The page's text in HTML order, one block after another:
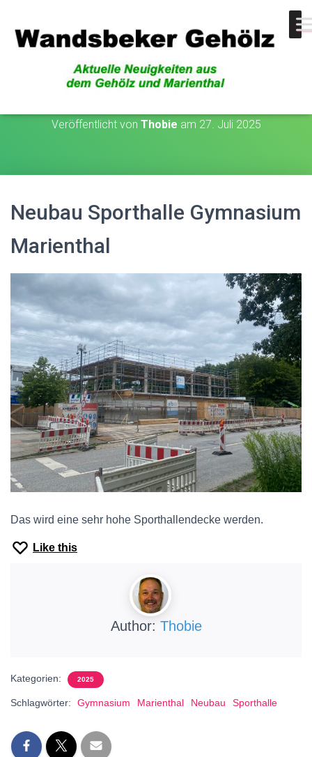
Veröffentlicht von Thobie am 27. Juli 2025
Neubau Sporthalle Gymnasium
Marienthal
Das wird eine sehr hohe Sporthallendecke werden.
Like this
Author: Thobie
Kategorien: 2025
Schlagwörter: Gymnasium Marienthal Neubau Sporthalle